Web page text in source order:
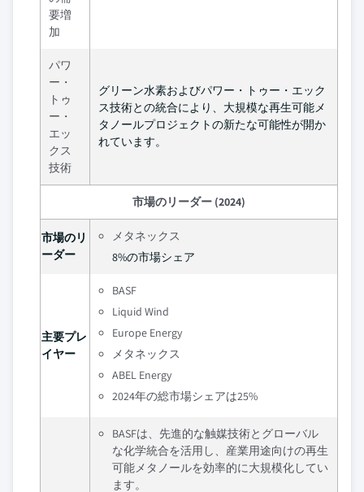
要増
加
パワ
ー・
トゥ
ー・
エッ
クス
技術
グリーン水素およびパワー・トゥー・エック
ス技術との統合により、大規模な再生可能メ
タノールプロジェクトの新たな可能性が開か
れています。
市場のリーダー (2024)
市場のリ
ーダー
メタネックス
8%の市場シェア
主要プレ
イヤー
BASF
Liquid Wind
Europe Energy
メタネックス
ABEL Energy
2024年の総市場シェアは25%
BASFは、先進的な触媒技術とグローバル
な化学統合を活用し、産業用途向けの再生
可能メタノールを効率的に大規模化してい
ます。